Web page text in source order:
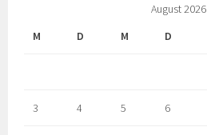
August 2026
M
D M D
3 4 5 6